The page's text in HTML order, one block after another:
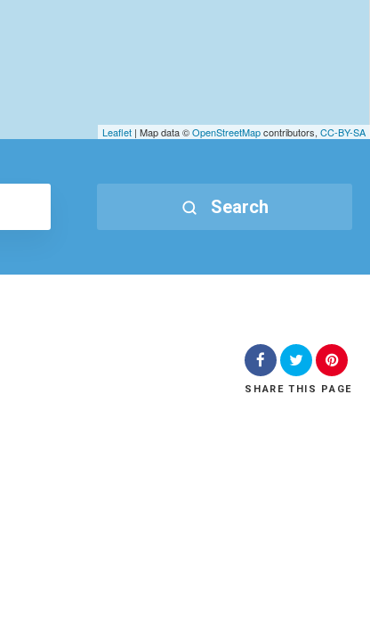
Leaflet | Map data ©OpenStreetMapcontributors, CC-BY-SA
Search
SHARE THIS PAGE